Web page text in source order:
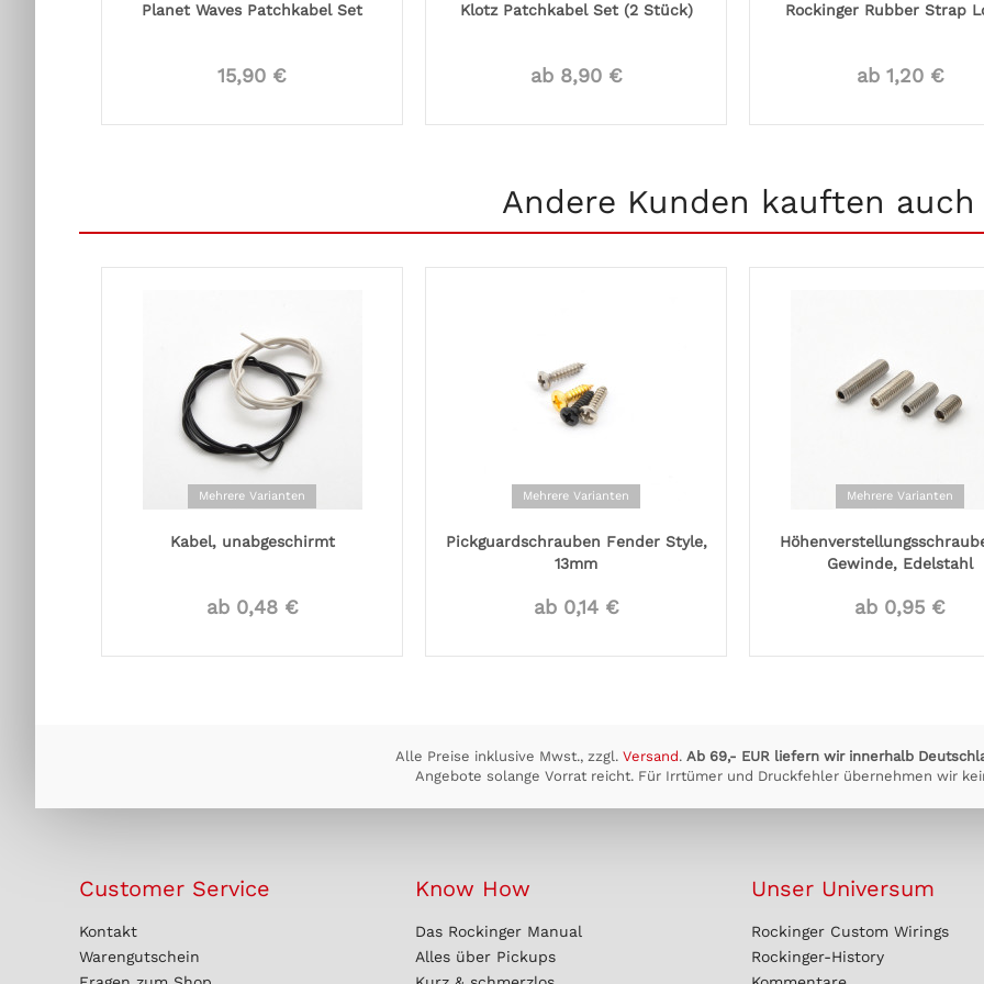
Planet Waves Patchkabel Set
15,90 €
Klotz Patchkabel Set (2 Stück)
ab 8,90 €
Rockinger Rubber Strap
ab 1,20 €
Andere Kunden kauften auch
Mehrere Varianten
Kabel, unabgeschirmt
ab 0,48 €
Mehrere Varianten
Pickguardschrauben Fender Style,
13mm
ab 0,14 €
Mehrere Varianten
Gewinde, Edelstahl
ab 0,95 €
Alle Preise inklusive Mwst., zzgl. Versand. Ab 69,- EUR liefern wir innerhalb
Angebote solange Vorrat reicht. Für Irrtümer und Druckfehler übernehmen wir
Customer Service
Kontakt
Warengutschein
Know How
Das Rockinger Manual
Alles über Pickups
Unser Universum
Rockinger Custom Wirings
Rockinger-History